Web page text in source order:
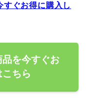
すぐお得に購入し
を今すぐお
ちら